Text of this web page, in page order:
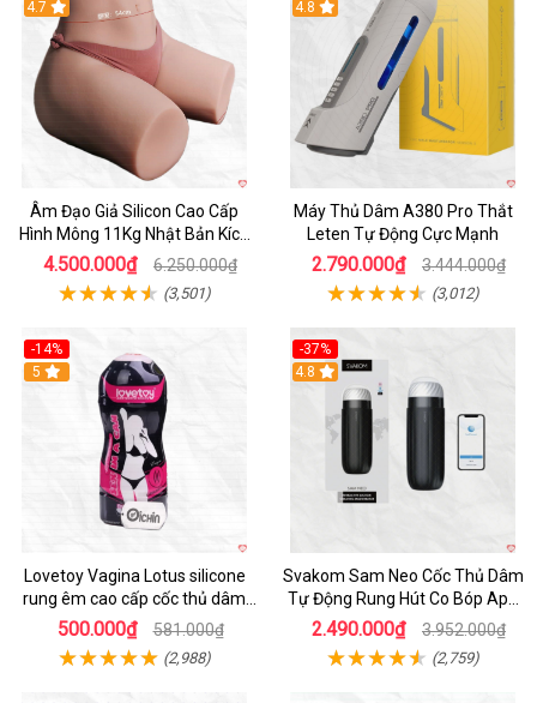
4.7
Âm Đạo Giả Silicon Cao Cấp
Hình Mông 11Kg Nhật Bản Kích
Thước Như Thật
4.500.000₫ 6.250.000₫
(3,501)
Hot
4.8
Máy Thủ Dâm A380 Pro Thắt
Leten Tự Động Cực Mạnh
2.790.000₫ 3.444.000₫
(3,012)
-14%
Hot
5
Lovetoy Vagina Lotus silicone
rung êm cao cấp cốc thủ dâm
nam
500.000₫ 581.000₫
(2,988)
-37%
4.8
Svakom Sam Neo Cốc Thủ Dâm
Tự Động Rung Hút Co Bóp App
Điều Khiển
2.490.000₫ 3.952.000₫
(2,759)